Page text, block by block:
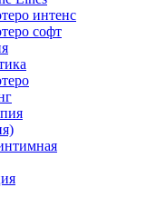
интенс
софт